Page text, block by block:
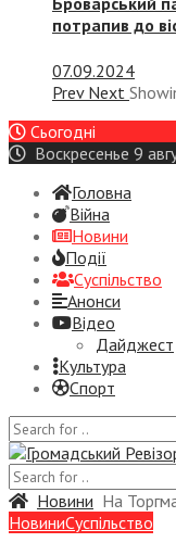
потрапив до
07.09.2024
Prev Next
Сьогодні
Воскресенье 9
Головна
Війна
Новини
Події
Суспiльство
Анонси
Відео
Дайджест
Культура
Спорт
Новини На
НовиниСуспiльство